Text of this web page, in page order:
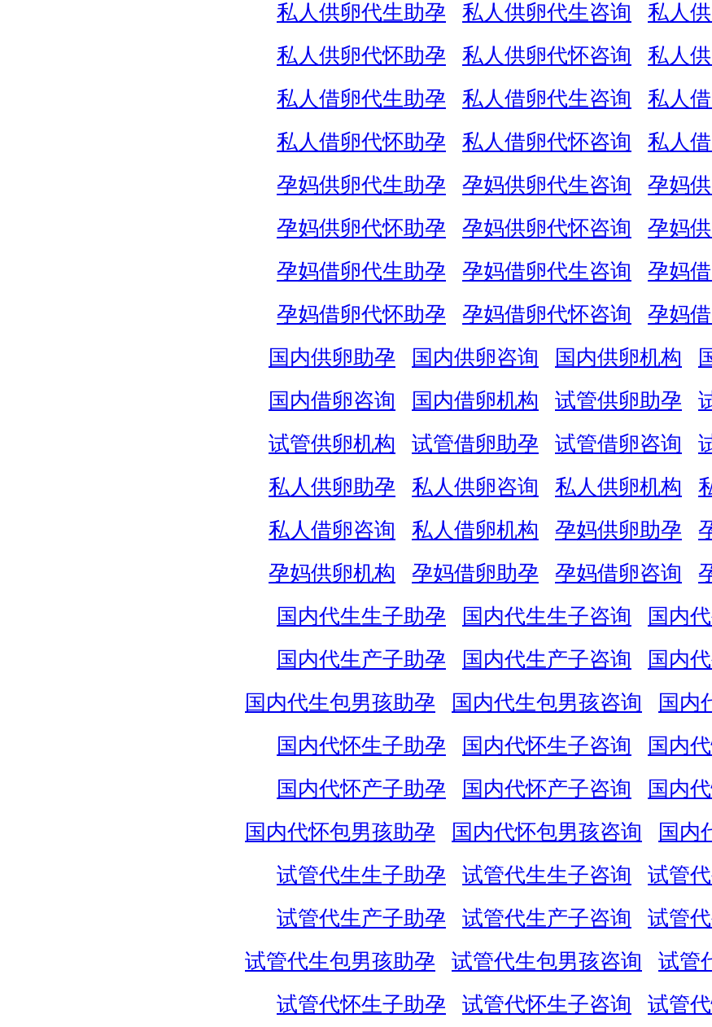
私人供卵代生助孕
私人供卵代生咨询
私人
私人供卵代怀助孕
私人供卵代怀咨询
私人
私人借卵代生助孕
私人借卵代生咨询
私人
私人借卵代怀助孕
私人借卵代怀咨询
私人
孕妈供卵代生助孕
孕妈供卵代生咨询
孕妈
孕妈供卵代怀助孕
孕妈供卵代怀咨询
孕妈
孕妈借卵代生助孕
孕妈借卵代生咨询
孕妈
孕妈借卵代怀助孕
孕妈借卵代怀咨询
孕妈
国内供卵助孕
国内供卵咨询 国内供卵机构
国内借卵咨询
国内借卵机构 试管供卵助孕
试管供卵机构
试管借卵助孕 试管借卵咨询
私人供卵助孕
私人供卵咨询 私人供卵机构
私人借卵咨询
私人借卵机构 孕妈供卵助孕
孕妈供卵机构
孕妈借卵助孕 孕妈借卵咨询
国内代生生子助孕
国内代生生子咨询
国内
国内代生产子助孕
国内代生产子咨询
国内
国内代生包男孩助孕
国内代生包男孩咨询
国内
国内代怀生子助孕
国内代怀生子咨询
国内
国内代怀产子助孕
国内代怀产子咨询
国内
国内代怀包男孩助孕
国内代怀包男孩咨询
国内
试管代生生子助孕
试管代生生子咨询
试管
试管代生产子助孕
试管代生产子咨询
试管
试管代生包男孩助孕
试管代生包男孩咨询
试管
试管代怀生子助孕
试管代怀生子咨询
试管